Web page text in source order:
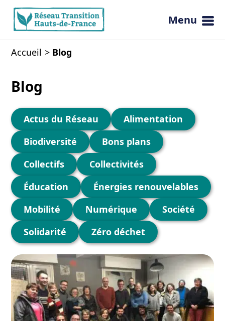
Ouvrir
Menu
Accueil Blog
Blog
Actus du Réseau
Alimentation
Biodiversité
Bons plans
Collectifs
Collectivités
Éducation
Énergies renouvelables
Mobilité
Numérique
Société
Solidarité
Zéro déchet